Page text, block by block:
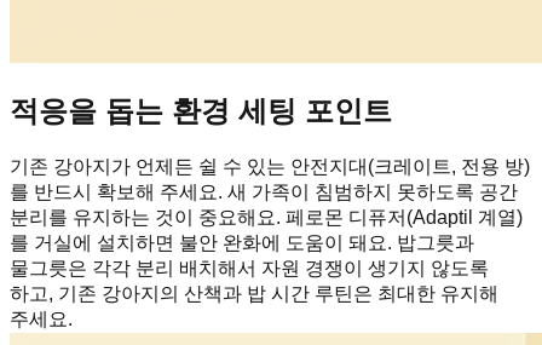
적응을 돕는 환경 세팅 포인트
기존 강아지가 언제든 쉴 수 있는 안전지대(크레이트, 전용 방)
를 반드시 확보해 주세요. 새 가족이 침범하지 못하도록 공간
분리를 유지하는 것이 중요해요. 페로몬 디퓨저(Adaptil 계열)
를 거실에 설치하면 불안 완화에 도움이 돼요. 밥그릇과
물그릇은 각각 분리 배치해서 자원 경쟁이 생기지 않도록
하고, 기존 강아지의 산책과 밥 시간 루틴은 최대한 유지해
주세요.